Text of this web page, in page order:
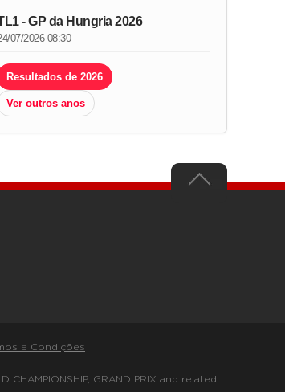
- GP da Hungria 2026
07/2026 08:30
Resultados de 2026
Ver outros anos
e Condições
GRAND PRIX and related